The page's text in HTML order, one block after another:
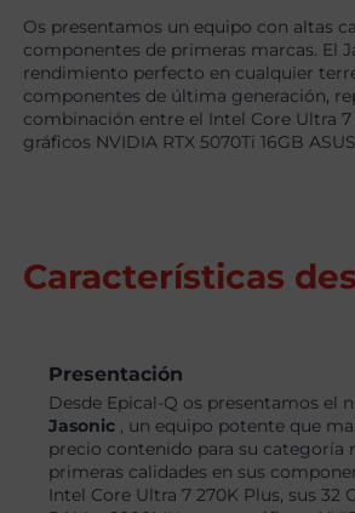
Os presentamos un equipo con altas
componentes de primeras marcas. El
rendimiento perfecto en cualquier
componentes de última generación,
combinación entre el Intel Core Ultra 7
gráficos NVIDIA RTX 5070Ti 16GB
Características
Presentación
Desde Epical-Q os presentamos el
Jasonic , un equipo potente que
precio contenido para su categoría
primeras calidades en sus
Intel Core Ultra 7 270K Plus, sus 32